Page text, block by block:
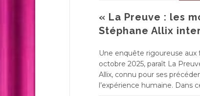
« La Preuve : les
Stéphane Allix
Une enquête rigoureuse
octobre 2025, paraît La
Allix, connu pour ses
l’expérience humaine. Dans